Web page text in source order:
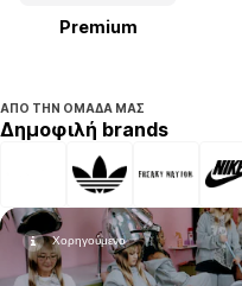
ΑΠΌ ΤΗΝ ΟΜΆΔΑ ΜΑΣ
Δημοφιλή brands
Premium